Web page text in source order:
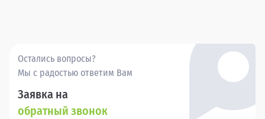
Остались вопросы?
Мы с радостью ответим Вам
Заявка на
обратный звонок